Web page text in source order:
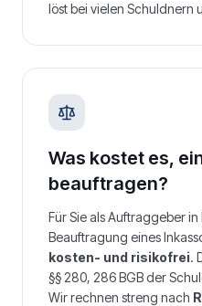
löst bei vielen Schuldnern
Was kostet es,
beauftragen?
Für Sie als Auftraggeber in
Beauftragung eines
kosten- und risikofrei.
§§ 280, 286 BGB der
Wir rechnen streng nach